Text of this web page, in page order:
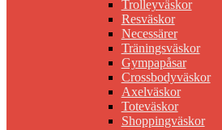
Trolleyväskor
Resväskor
Necessärer
Träningsväskor
Gympapåsar
Crossbodyväskor
Axelväskor
Toteväskor
Shoppingväskor